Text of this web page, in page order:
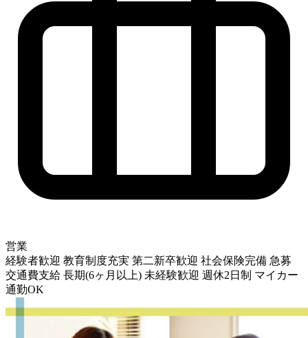
営業
経験者歓迎 教育制度充実 第二新卒歓迎 社会保険完備 急募
交通費支給 長期(6ヶ月以上) 未経験歓迎 週休2日制 マイカー
通勤OK